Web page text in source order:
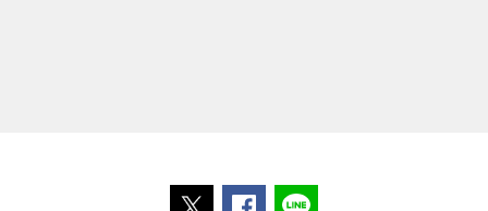
ポストするFacebookでシェアする